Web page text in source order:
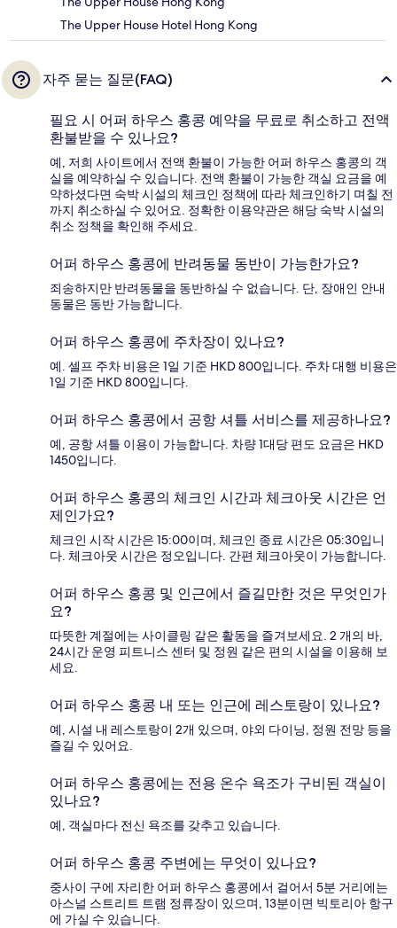
The Upper House Hotel Hong Kong
자주 묻는 질문(FAQ)
필요 시 어퍼 하우스 홍콩 예약을 무료로 취소하고 전액
환불받을 수 있나요?
예, 저희 사이트에서 전액 환불이 가능한 어퍼 하우스 홍콩의 객
실을 예약하실 수 있습니다. 전액 환불이 가능한 객실 요금을 예
약하셨다면 숙박 시설의 체크인 정책에 따라 체크인하기 며칠 전
까지 취소하실 수 있어요. 정확한 이용약관은 해당 숙박 시설의
취소 정책을 확인해 주세요.
어퍼 하우스 홍콩에 반려동물 동반이 가능한가요?
죄송하지만 반려동물을 동반하실 수 없습니다. 단, 장애인 안내
동물은 동반 가능합니다.
어퍼 하우스 홍콩에 주차장이 있나요?
예. 셀프 주차 비용은 1일 기준 HKD 800입니다. 주차 대행 비용은
1일 기준 HKD 800입니다.
어퍼 하우스 홍콩에서 공항 셔틀 서비스를 제공하나요?
예, 공항 셔틀 이용이 가능합니다. 차량 1대당 편도 요금은 HKD
1450입니다.
어퍼 하우스 홍콩의 체크인 시간과 체크아웃 시간은 언
제인가요?
체크인 시작 시간은 15:00이며, 체크인 종료 시간은 05:30입니
다. 체크아웃 시간은 정오입니다. 간편 체크아웃이 가능합니다.
어퍼 하우스 홍콩 및 인근에서 즐길만한 것은 무엇인가
요?
따뜻한 계절에는 사이클링 같은 활동을 즐겨보세요. 2 개의 바,
24시간 운영 피트니스 센터 및 정원 같은 편의 시설을 이용해 보
세요.
어퍼 하우스 홍콩 내 또는 인근에 레스토랑이 있나요?
예, 시설 내 레스토랑이 2개 있으며, 야외 다이닝, 정원 전망 등을
즐길 수 있어요.
어퍼 하우스 홍콩에는 전용 온수 욕조가 구비된 객실이
있나요?
예, 객실마다 전신 욕조를 갖추고 있습니다.
어퍼 하우스 홍콩 주변에는 무엇이 있나요?
중사이 구에 자리한 어퍼 하우스 홍콩에서 걸어서 5분 거리에는
아스널 스트리트 트램 정류장이 있으며, 13분이면 빅토리아 항구
에 가실 수 있습니다.